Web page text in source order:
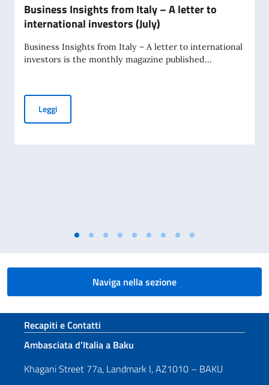
Business Insights from Italy – A letter to
international investors (July)
Business Insights from Italy – A letter to international
investors is the monthly magazine published...
LeggiBusiness Insights from Italy – A letter to international
Naviga nella sezione
Sezione footer
Recapiti e Contatti
Ambasciata d’Italia a Baku
Khagani Street 77a, Landmark I, AZ1010 – BAKU